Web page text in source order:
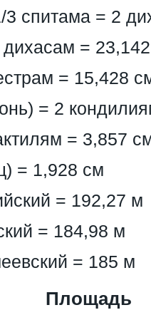
3 спитама = 2
=
= 15,428
= 2
= 3,857
= 1,928 см
= 192,27 м
= 184,98 м
= 185 м
Площадь